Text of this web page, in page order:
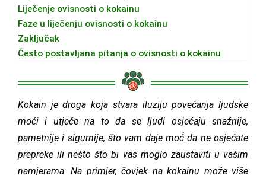
Liječenje ovisnosti o kokainu
Faze u liječenju ovisnosti o kokainu
Zaključak
Često postavljana pitanja o ovisnosti o kokainu
Kokain je droga koja stvara iluziju povećanja ljudske
moći i utječe na to da se ljudi osjećaju snažnije,
pametnije i sigurnije, što vam daje moć́ da ne osjećate
prepreke ili nešto što bi vas moglo zaustaviti u vašim
namjerama. Na primjer, čovjek na kokainu može više